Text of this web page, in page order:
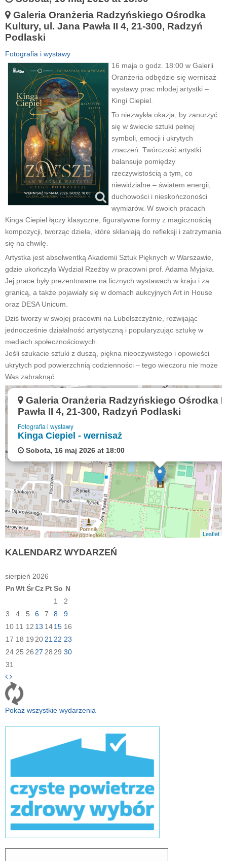
Galeria Oranżeria Radzyńskiego Ośrodka
Kultury, ul. Jana Pawła II 4, 21-300, Radzyń
Podlaski
Fotografia i wystawy
16 maja o godz. 18:00 w Galerii
Oranżeria odbędzie się wernisaż
wystawy prac młodej artystki –
Kingi Ciepiel.
To niezwykła okazja, by zanurzyć
się w świecie sztuki pełnej
symboli, emocji i ukrytych
znaczeń. Twórczość artystki
balansuje pomiędzy
rzeczywistością a tym, co
niewidzialne – światem energii,
duchowości i nieskończoności
wymiarów. W swoich pracach
Kinga Ciepiel łączy klasyczne, figuratywne formy z magicznością
kompozycji, tworząc dzieła, które skłaniają do refleksji i zatrzymania
się na chwilę.
Artystka jest absolwentką Akademii Sztuk Pięknych w Warszawie,
gdzie ukończyła Wydział Rzeźby w pracowni prof. Adama Myjaka.
Jej prace były prezentowane na licznych wystawach w kraju i za
granicą, a także pojawiały się w domach aukcyjnych Art in House
oraz DESA Unicum.
Dziś tworzy w swojej pracowni na Lubelszczyźnie, rozwijając
jednocześnie działalność artystyczną i popularyzując sztukę w
mediach społecznościowych.
Jeśli szukacie sztuki z duszą, piękna nieoczywistego i opowieści
ukrytych pod powierzchnią codzienności – tego wieczoru nie może
Was zabraknąć.
Galeria Oranżeria Radzyńskiego Ośrodka
Pawła II 4, 21-300, Radzyń Podlaski
Fotografia i wystawy
Kinga Ciepiel - wernisaż
Sobota, 16 maj 2026 at 18:00
Leaflet
KALENDARZ WYDARZEŃ
sierpień 2026
PnWtŚrCz PtSo N
1
2
3
4 5 6 7 8
9
10 11 12 13 1415 16
17 18 19 20 21 22 23
24 25 26 27 28 29 30
31
Pokaż wszystkie wydarzenia